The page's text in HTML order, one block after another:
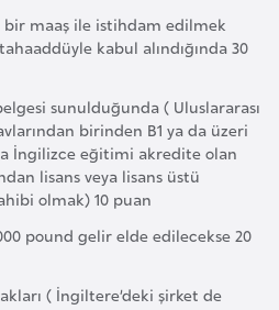
bir maaş ile istihdam edilmek
kabul alındığında 30
sunulduğunda ( Uluslararası
birinden B1 ya da üzeri
İngilizce eğitimi akredite olan
lisans veya lisans üstü
olmak) 10 puan
pound gelir elde edilecekse 20
( İngiltere’deki şirket de